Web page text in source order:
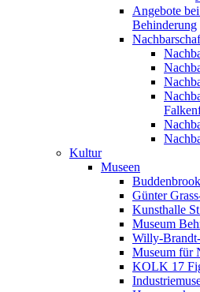
Angebote
Behinderung
Kultur
Museen
Günter
Kunsthalle
Museum
Willy-
Museum für
KOLK 17